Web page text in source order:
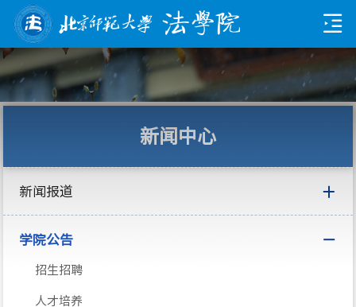
新闻中心
新闻报道
学院公告
招生招聘
人才培养